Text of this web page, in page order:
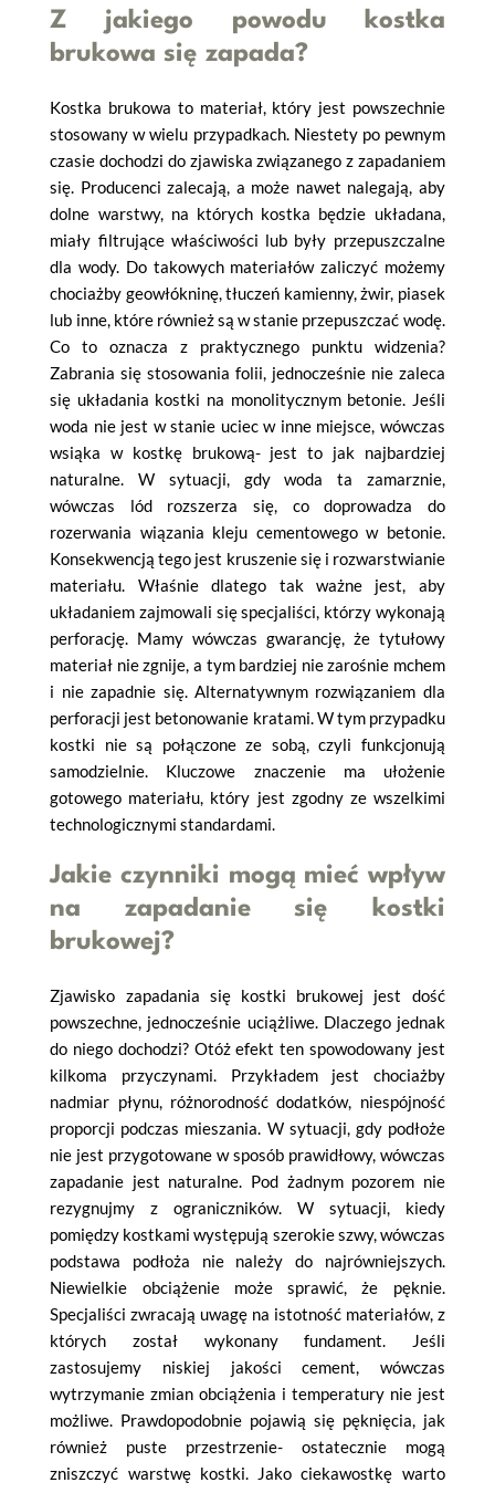
Z jakiego powodu kostka
brukowa się zapada?
Kostka brukowa to materiał, który jest powszechnie
stosowany w wielu przypadkach. Niestety po pewnym
czasie dochodzi do zjawiska związanego z zapadaniem
się. Producenci zalecają, a może nawet nalegają, aby
dolne warstwy, na których kostka będzie układana,
miały filtrujące właściwości lub były przepuszczalne
dla wody. Do takowych materiałów zaliczyć możemy
chociażby geowłókninę, tłuczeń kamienny, żwir, piasek
lub inne, które również są w stanie przepuszczać wodę.
Co to oznacza z praktycznego punktu widzenia?
Zabrania się stosowania folii, jednocześnie nie zaleca
się układania kostki na monolitycznym betonie. Jeśli
woda nie jest w stanie uciec w inne miejsce, wówczas
wsiąka w kostkę brukową- jest to jak najbardziej
naturalne. W sytuacji, gdy woda ta zamarznie,
wówczas lód rozszerza się, co doprowadza do
rozerwania wiązania kleju cementowego w betonie.
Konsekwencją tego jest kruszenie się i rozwarstwianie
materiału. Właśnie dlatego tak ważne jest, aby
układaniem zajmowali się specjaliści, którzy wykonają
perforację. Mamy wówczas gwarancję, że tytułowy
materiał nie zgnije, a tym bardziej nie zarośnie mchem
i nie zapadnie się. Alternatywnym rozwiązaniem dla
perforacji jest betonowanie kratami. W tym przypadku
kostki nie są połączone ze sobą, czyli funkcjonują
samodzielnie. Kluczowe znaczenie ma ułożenie
gotowego materiału, który jest zgodny ze wszelkimi
technologicznymi standardami.
Jakie czynniki mogą mieć wpływ
na zapadanie się kostki
brukowej?
Zjawisko zapadania się kostki brukowej jest dość
powszechne, jednocześnie uciążliwe. Dlaczego jednak
do niego dochodzi? Otóż efekt ten spowodowany jest
kilkoma przyczynami. Przykładem jest chociażby
nadmiar płynu, różnorodność dodatków, niespójność
proporcji podczas mieszania. W sytuacji, gdy podłoże
nie jest przygotowane w sposób prawidłowy, wówczas
zapadanie jest naturalne. Pod żadnym pozorem nie
rezygnujmy z ograniczników. W sytuacji, kiedy
pomiędzy kostkami występują szerokie szwy, wówczas
podstawa podłoża nie należy do najrówniejszych.
Niewielkie obciążenie może sprawić, że pęknie.
Specjaliści zwracają uwagę na istotność materiałów, z
których został wykonany fundament. Jeśli
zastosujemy niskiej jakości cement, wówczas
wytrzymanie zmian obciążenia i temperatury nie jest
możliwe. Prawdopodobnie pojawią się pęknięcia, jak
również puste przestrzenie- ostatecznie mogą
zniszczyć warstwę kostki. Jako ciekawostkę warto